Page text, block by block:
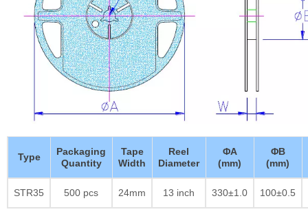
Type
Packaging
Quantity
Tape
Width
Reel
Diameter
ΦA
(mm)
ΦB
(mm)
STR35 500 pcs 24mm 13 inch 330±1.0 100±0.5